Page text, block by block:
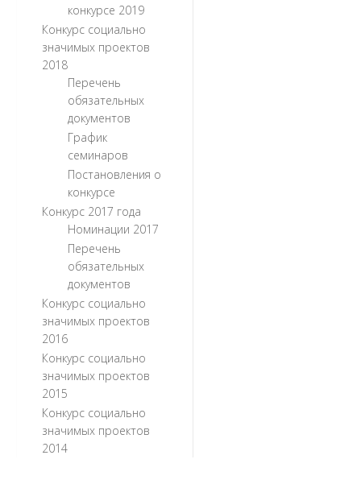
конкурсе 2019
Конкурс социально
значимых проектов
2018
Перечень
обязательных
документов
График
семинаров
Постановления о
конкурсе
Конкурс 2017 года
Номинации 2017
Перечень
обязательных
документов
Конкурс социально
значимых проектов
2016
Конкурс социально
значимых проектов
2015
Конкурс социально
значимых проектов
2014